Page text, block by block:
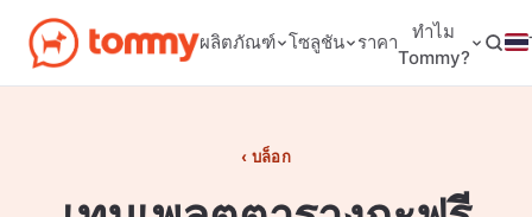
ผลิตภัณฑ์ โซลูชัน ราคา
ทำไม
Tommy?
บล็อก